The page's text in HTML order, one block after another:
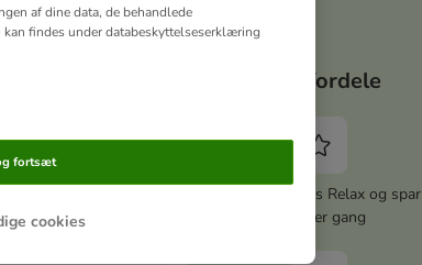
Dine fordele
Aktiver zooplus Relax og spar
5% hver gang
af ​​dine data, de behandlede
findes under databeskyttelseserklæring
cookies
fortsæt